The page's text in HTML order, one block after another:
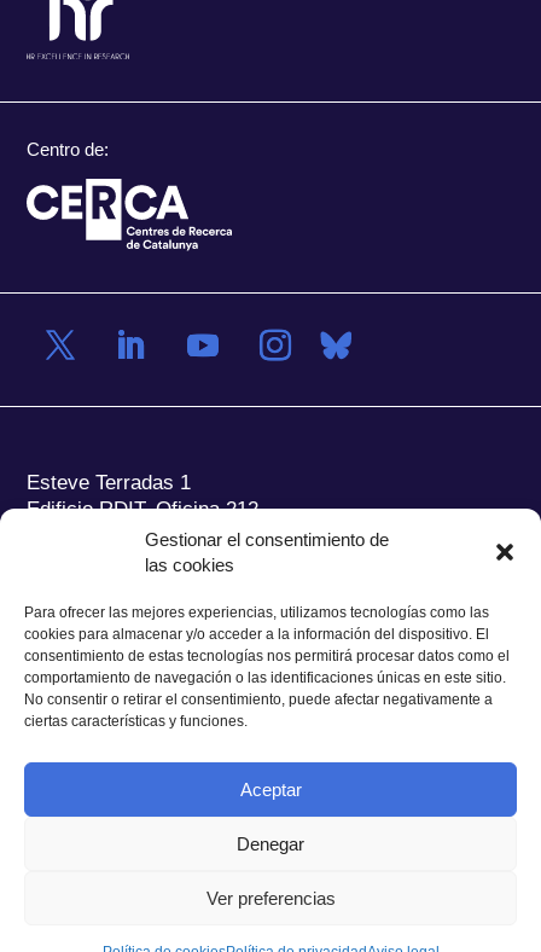
Gestionar el consentimiento de
las cookies
Para ofrecer las mejores experiencias, utilizamos tecnologías como las
cookies para almacenar y/o acceder a la información del dispositivo. El
consentimiento de estas tecnologías nos permitirá procesar datos como el
comportamiento de navegación o las identificaciones únicas en este sitio.
No consentir o retirar el consentimiento, puede afectar negativamente a
ciertas características y funciones.
Aceptar
Denegar
Ver preferencias
Centro de:
Esteve Terradas 1
Edificio RDIT, Oficina 212
Parc Mediterrani de la Tecnologia (PMT) Campus
08860 Castelldefels (Barcelona)
Tel.:+34 93 280 2088
Fax:+34 93 280 6395
E-mail:ieec@ieec.cat
Aviso legal
Diseño web
Ruiz Stinga Studio